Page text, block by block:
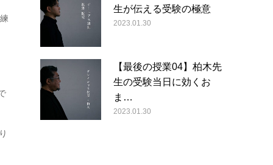
生が伝える受験の極意
2023.01.30
【最後の授業04】柏木先
生の受験当日に効くお
ま…
2023.01.30